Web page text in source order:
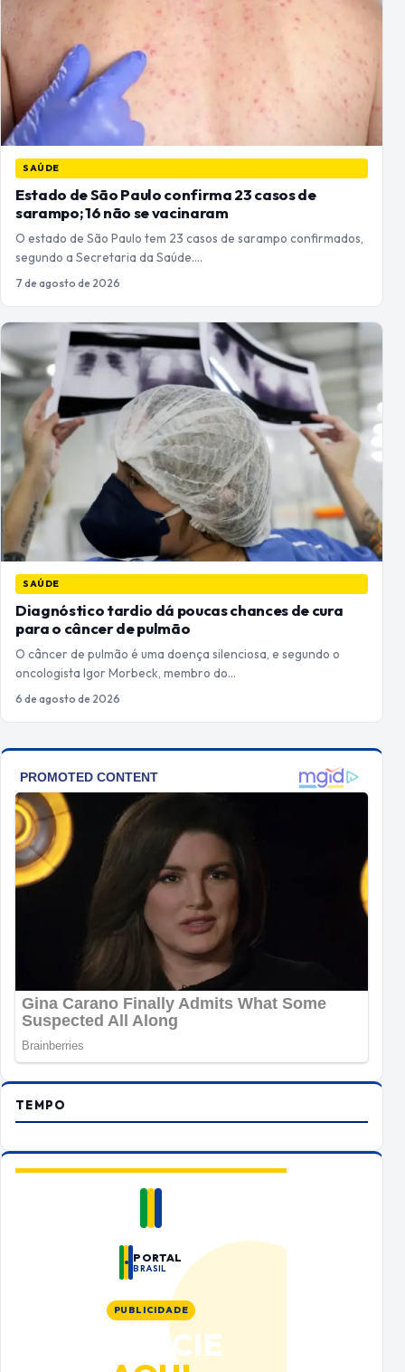
SAÚDE
Estado de São Paulo confirma 23 casos de
sarampo; 16 não se vacinaram
O estado de São Paulo tem 23 casos de sarampo confirmados,
segundo a Secretaria da Saúde.…
7 de agosto de 2026
SAÚDE
Diagnóstico tardio dá poucas chances de cura
para o câncer de pulmão
O câncer de pulmão é uma doença silenciosa, e segundo o
oncologista Igor Morbeck, membro do…
6 de agosto de 2026
TEMPO
PORTAL
BRASIL
PUBLICIDADE
ANUNCIE